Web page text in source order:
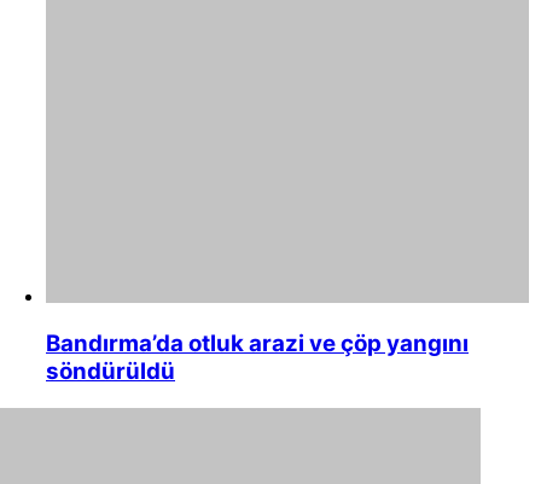
Bandırma’da otluk arazi ve çöp yangını
söndürüldü